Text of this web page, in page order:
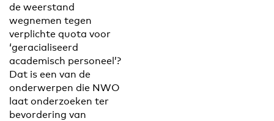
de weerstand
wegnemen tegen
verplichte quota voor
‘geracialiseerd
academisch personeel’?
Dat is een van de
onderwerpen die NWO
laat onderzoeken ter
bevordering van